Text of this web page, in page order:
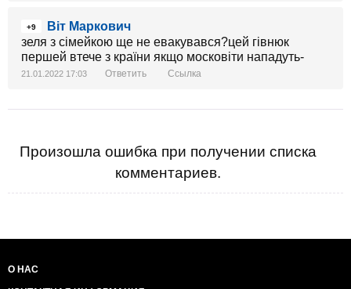
+9
Віт Маркович
зеля з сімейкою ще не евакувався?цей гівнюк
першей втече з країни якщо московіти нападуть-
21.01.2022 17:03 Ответить Ссылка
Произошла ошибка при получении списка
комментариев.
О НАС